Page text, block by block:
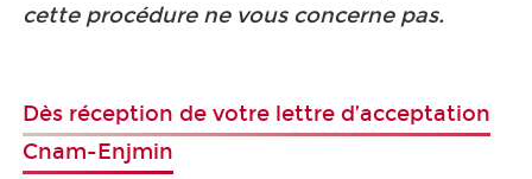
cette procédure ne vous concerne pas.
Dès réception de votre lettre d’acceptation
Cnam-Enjmin